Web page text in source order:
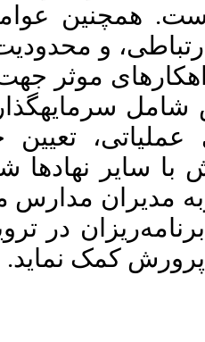
بازدارنده
زمان برای
جهت بهبود رفتار
در حوزه
چشم­انداز و
شناسایی شد.
موفق هستند
ترویج رفتارهای